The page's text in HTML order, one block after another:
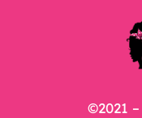
©2021